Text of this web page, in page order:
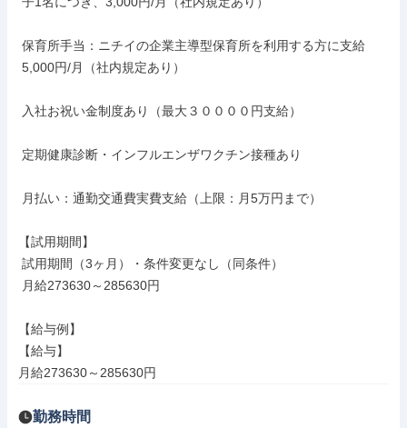
【試用期間】
【給与例】
【給与】
月給273630～285630円
勤務時間